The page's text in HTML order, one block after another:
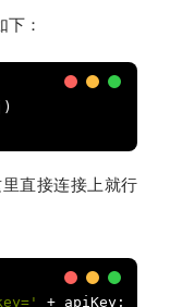
：
直接连接上就行